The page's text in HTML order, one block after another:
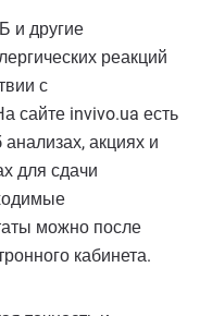
и другие
реакций
с
сайте invivo.ua есть
акциях и
для сдачи
можно после
кабинета.